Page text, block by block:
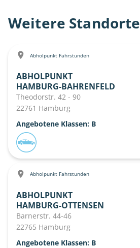
Weitere Standorte
Abholpunkt Fahrstunden
ABHOLPUNKT
HAMBURG-BAHRENFELD
Theodorstr. 42 - 90
22761 Hamburg
Angebotene Klassen: B
Abholpunkt Fahrstunden
ABHOLPUNKT
HAMBURG-OTTENSEN
Barnerstr. 44-46
22765 Hamburg
Angebotene Klassen: B